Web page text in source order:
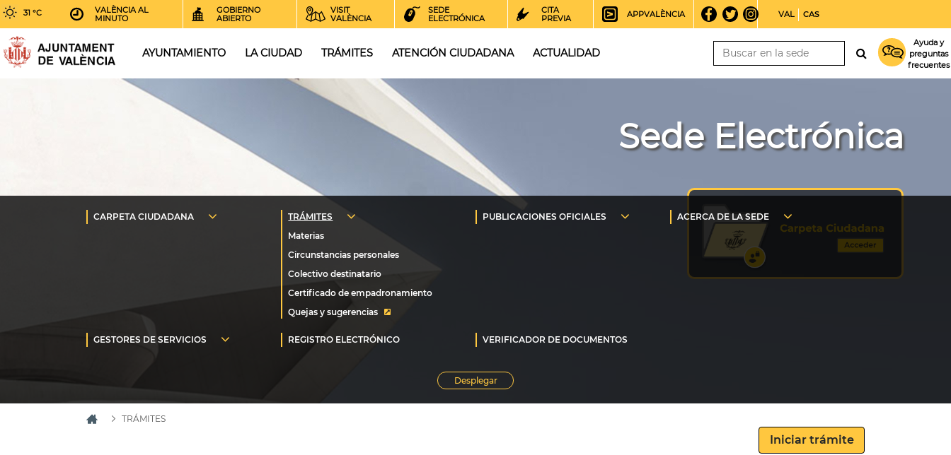
31 °C
VALÈNCIA AL
MINUTO
GOBIERNO
ABIERTO
VISIT
VALÈNCIA
SEDE
ELECTRÓNICA
CITA
PREVIA
APPVALÈNCIA VAL CAS
AYUNTAMIENTO LA CIUDAD TRÁMITES ATENCIÓN CIUDADANA ACTUALIDAD
Ayuda y
preguntas
frecuentes
Sede Electrónica
Quejas y sugerencias
TRÁMITES